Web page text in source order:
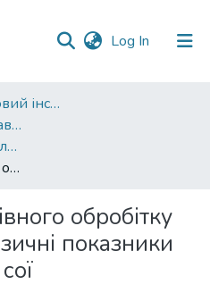
Log In (current)
Навчально-науковий інститут агротехнологій, селекції та екології
Друковані видання. Навчально-науковий інститут агротехнологій, селекції та екології
Фахові видання. Навчально-науковий інститут агротехнологій, селекції та екології
Вплив передпосівного обробітку грунту на агрофізичні показники за вирощування сої
обробітку
показники